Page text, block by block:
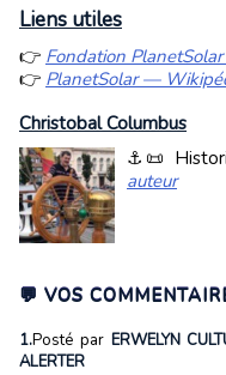
Liens utiles
Fondation
👉 PlanetSolar —
Christobal Columbus
⚓📜
auteur
💬 VOS
1.Posté par ERWELYN
ALERTER